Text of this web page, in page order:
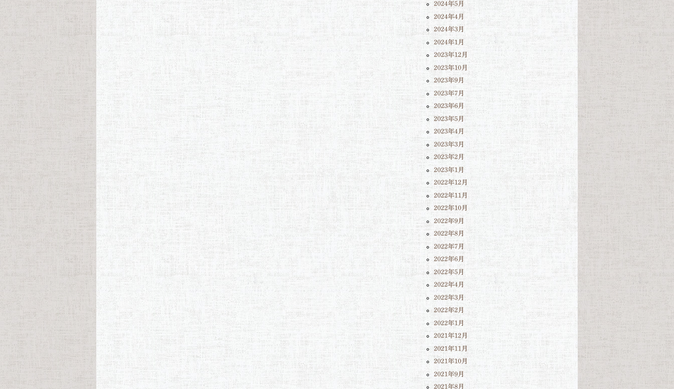
2024年5月
2024年4月
2024年3月
2024年1月
2023年12月
2023年10月
2023年9月
2023年7月
2023年6月
2023年5月
2023年4月
2023年3月
2023年2月
2023年1月
2022年12月
2022年11月
2022年10月
2022年9月
2022年8月
2022年7月
2022年6月
2022年5月
2022年4月
2022年3月
2022年2月
2022年1月
2021年12月
2021年11月
2021年10月
2021年9月
2021年8月